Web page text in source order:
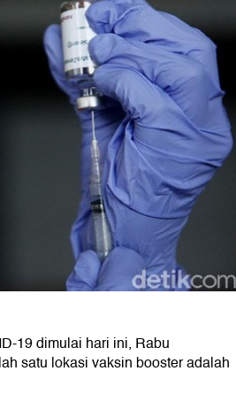
19 dimulai hari ini, Rabu
satu lokasi vaksin booster adalah